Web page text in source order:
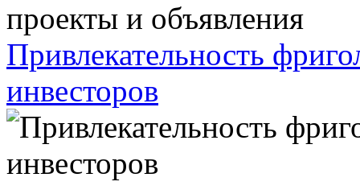
проекты и объявления
Привлекательность
инвесторов